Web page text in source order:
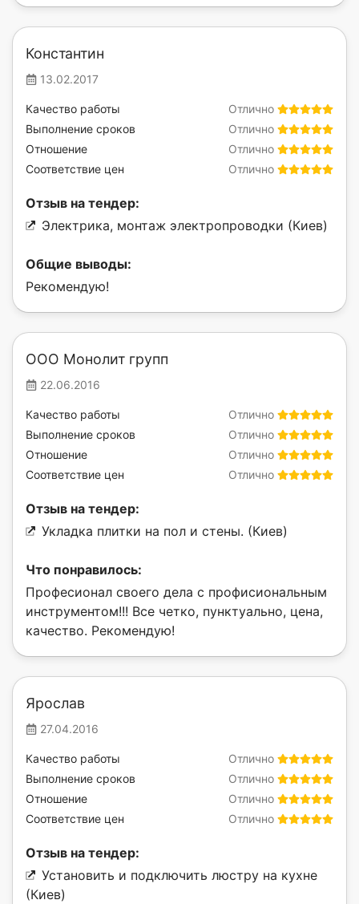
Константин
13.02.2017
Отлично
Качество работы
Отлично
Выполнение сроков
Отлично
Отношение
Отлично
Соответствие цен
Отзыв на тендер:
Электрика, монтаж электропроводки (Киев)
Общие выводы:
Рекомендую!
ООО Монолит групп
22.06.2016
Отлично
Качество работы
Отлично
Выполнение сроков
Отлично
Отношение
Отлично
Соответствие цен
Отзыв на тендер:
Укладка плитки на пол и стены. (Киев)
Что понравилось:
Професионал своего дела с профисиональным
инструментом!!! Все четко, пунктуально, цена,
качество. Рекомендую!
Ярослав
27.04.2016
Отлично
Качество работы
Отлично
Выполнение сроков
Отлично
Отношение
Отлично
Соответствие цен
Отзыв на тендер:
Установить и подключить люстру на кухне
(Киев)